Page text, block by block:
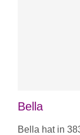
Bella
Bella hat in